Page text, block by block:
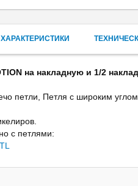
ХАРАКТЕРИСТИКИ
на накладную и 1/2
петли, Петля с широким
с петлями: